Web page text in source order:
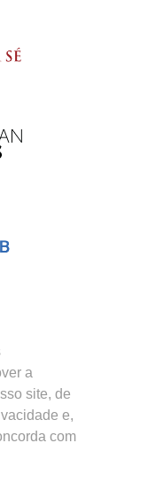
a
site, de
e,
com